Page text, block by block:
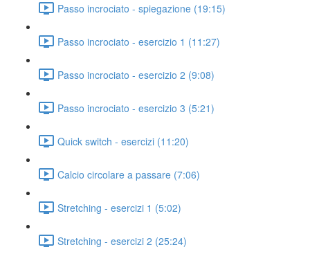
Passo incrociato - spiegazione (19:15)
Passo incrociato - esercizio 1 (11:27)
Passo incrociato - esercizio 2 (9:08)
Passo incrociato - esercizio 3 (5:21)
Quick switch - esercizi (11:20)
Calcio circolare a passare (7:06)
Stretching - esercizi 1 (5:02)
Stretching - esercizi 2 (25:24)